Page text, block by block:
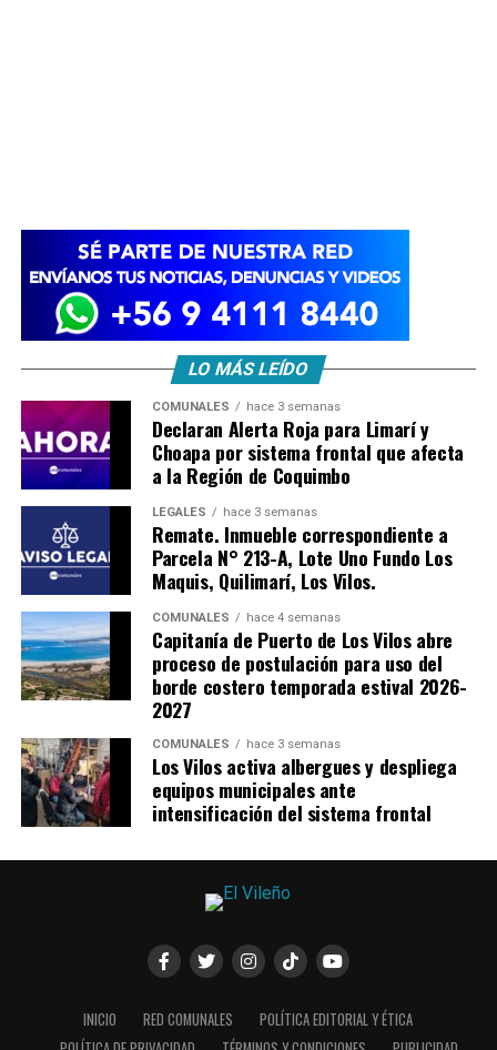
LO MÁS LEÍDO
COMUNALES hace 3 semanas
Declaran Alerta Roja para Limarí y
Choapa por sistema frontal que afecta
a la Región de Coquimbo
LEGALES hace 3 semanas
Remate. Inmueble correspondiente a
Parcela N° 213-A, Lote Uno Fundo Los
Maquis, Quilimarí, Los Vilos.
COMUNALES hace 4 semanas
Capitanía de Puerto de Los Vilos abre
proceso de postulación para uso del
borde costero temporada estival 2026-
2027
COMUNALES hace 3 semanas
Los Vilos activa albergues y despliega
equipos municipales ante
intensificación del sistema frontal
INICIO RED COMUNALES
POLÍTICA EDITORIAL Y ÉTICA